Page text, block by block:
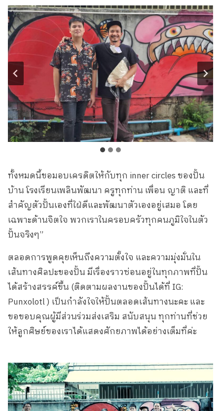
ทั้งหมดนี้ขอมอบเครดิตให้กับทุก inner circles ของปั้น
บ้าน โรงเรียนเพลินพัฒนา ครูทุกท่าน เพื่อน ญาติ และที่
สำคัญตัวปั้นเองที่ใฝ่ดีและพัฒนาตัวเองอยู่เสมอ โดย
เฉพาะด้านจิตใจ พวกเราในครอบครัวทุกคนภูมิใจในตัว
ปั้นจริงๆ”
ตลอดการพูดคุยเห็นถึงความตั้งใจ และความมุ่งมั่นใน
เส้นทางศิลปะของปั้น มีเรื่องราวซ่อนอยู่ในทุกภาพที่ปั้น
ได้สร้างสรรค์ขึ้น (ติดตามผลงานของปั้นได้ที่ IG:
Punxolotl ) เป็นกำลังใจให้ปั้นตลอดเส้นทางนะคะ และ
ขอขอบคุณผู้มีส่วนร่วมส่งเสริม สนับสนุน ทุกท่านที่ช่วย
ให้ลูกศิษย์ของเราได้แสดงศักยภาพได้อย่างเต็มที่ค่ะ